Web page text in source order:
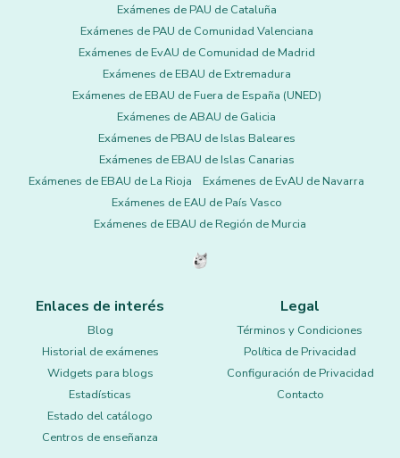
Exámenes de PAU de Cataluña
Exámenes de PAU de Comunidad Valenciana
Exámenes de EvAU de Comunidad de Madrid
Exámenes de EBAU de Extremadura
Exámenes de EBAU de Fuera de España (UNED)
Exámenes de ABAU de Galicia
Exámenes de PBAU de Islas Baleares
Exámenes de EBAU de Islas Canarias
Exámenes de EBAU de La Rioja
Exámenes de EvAU de Navarra
Exámenes de EAU de País Vasco
Exámenes de EBAU de Región de Murcia
Enlaces de interés
Blog
Historial de exámenes
Widgets para blogs
Estadísticas
Estado del catálogo
Centros de enseñanza
Legal
Términos y Condiciones
Política de Privacidad
Configuración de Privacidad
Contacto